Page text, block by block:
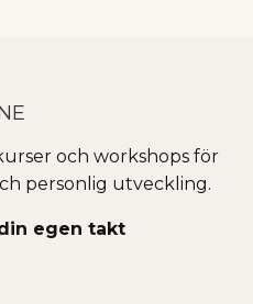
och workshops för
personlig utveckling.
egen takt